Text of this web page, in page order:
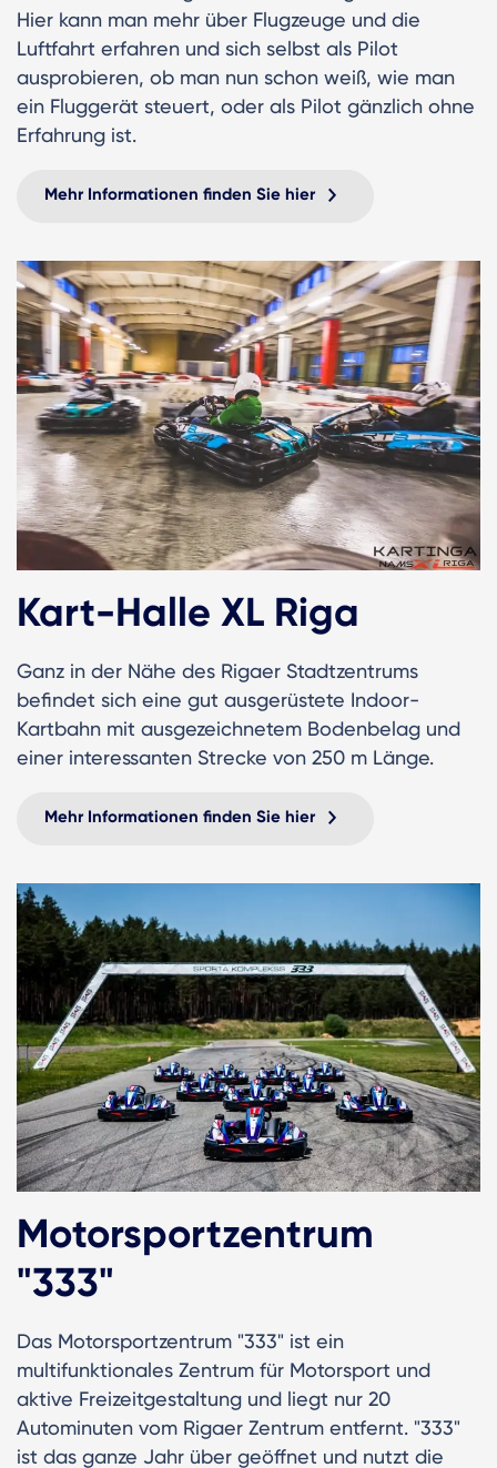
Hier kann man mehr über Flugzeuge und die
Luftfahrt erfahren und sich selbst als Pilot
ausprobieren, ob man nun schon weiß, wie man
ein Fluggerät steuert, oder als Pilot gänzlich ohne
Erfahrung ist.
Mehr Informationen finden Sie hier
Kart-Halle XL Riga
Ganz in der Nähe des Rigaer Stadtzentrums
befindet sich eine gut ausgerüstete Indoor-
Kartbahn mit ausgezeichnetem Bodenbelag und
einer interessanten Strecke von 250 m Länge.
Mehr Informationen finden Sie hier
Motorsportzentrum
"333"
Das Motorsportzentrum "333" ist ein
multifunktionales Zentrum für Motorsport und
aktive Freizeitgestaltung und liegt nur 20
Autominuten vom Rigaer Zentrum entfernt. "333"
ist das ganze Jahr über geöffnet und nutzt die